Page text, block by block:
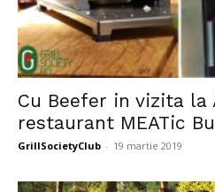
Cu Beefer in vizita la
restaurant MEATic
GrillSocietyClub - 19 martie 2019